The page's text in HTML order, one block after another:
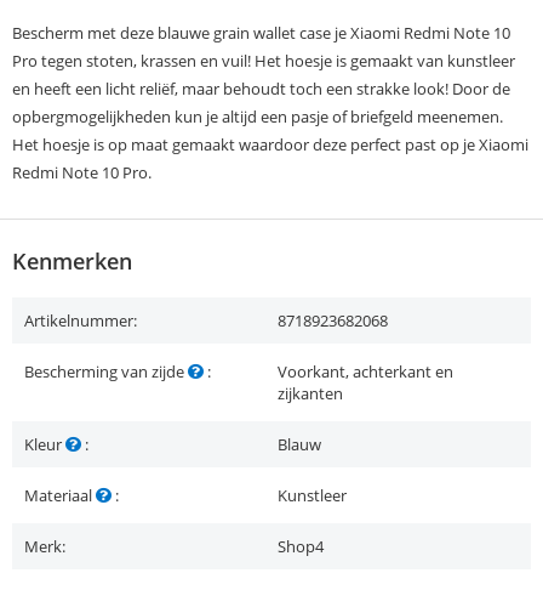
Bescherm met deze blauwe grain wallet case je Xiaomi Redmi Note 10
Pro tegen stoten, krassen en vuil! Het hoesje is gemaakt van kunstleer
en heeft een licht reliëf, maar behoudt toch een strakke look! Door de
opbergmogelijkheden kun je altijd een pasje of briefgeld meenemen.
Het hoesje is op maat gemaakt waardoor deze perfect past op je Xiaomi
Redmi Note 10 Pro.
Kenmerken
Artikelnummer: 8718923682068
Bescherming van zijde :
Voorkant, achterkant en
zijkanten
Kleur : Blauw
Materiaal : Kunstleer
Merk: Shop4